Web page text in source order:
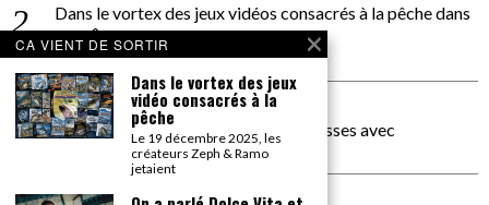
Dans le vortex des jeux vidéos consacrés à la pêchedans
PACÔME THIELLEMENT
La séance d’Hip Gnose
La Patrie
dans
On a parlé Dolce Vita et lutte des classes avec
Bernardino Femminielli
carte noire negra à l'o tiededans
CA VIENT DE SORTIR
Dans le vortex des jeux
vidéo consacrés à la
pêche
Le 19 décembre 2025, les
créateurs Zeph & Ramo
jetaient